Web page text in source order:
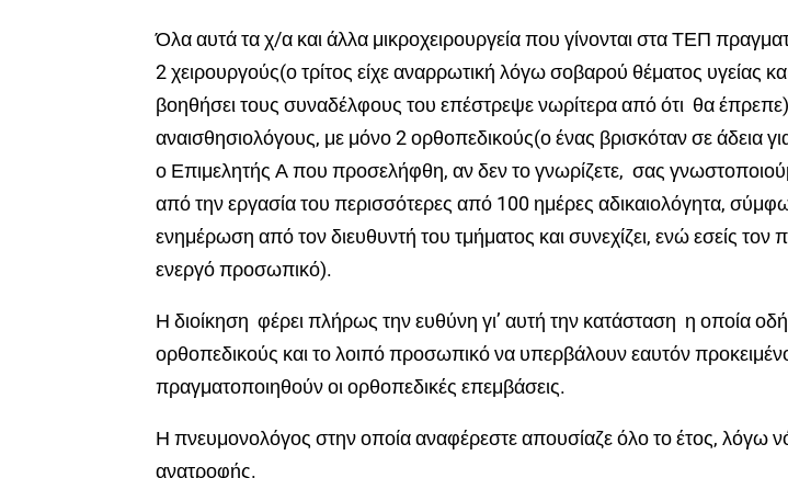
Όλα αυτά τα χ/α και άλλα μικροχειρουργεία που γίνονται στα ΤΕΠ
2 χειρουργούς(ο τρίτος είχε αναρρωτική λόγω σοβαρού θέματος υγείας
βοηθήσει τους συναδέλφους του επέστρεψε νωρίτερα από ότι θα
αναισθησιολόγους, με μόνο 2 ορθοπεδικούς(ο ένας βρισκόταν σε άδεια
ο Επιμελητής Α που προσελήφθη, αν δεν το γνωρίζετε, σας
από την εργασία του περισσότερες από 100 ημέρες αδικαιολόγητα,
ενημέρωση από τον διευθυντή του τμήματος και συνεχίζει, ενώ εσείς τον
ενεργό προσωπικό).
Η διοίκηση φέρει πλήρως την ευθύνη γι’ αυτή την κατάσταση η οποία
ορθοπεδικούς και το λοιπό προσωπικό να υπερβάλουν εαυτόν
πραγματοποιηθούν οι ορθοπεδικές επεμβάσεις.
Η πνευμονολόγος στην οποία αναφέρεστε απουσίαζε όλο το έτος, λόγω
ανατροφής.